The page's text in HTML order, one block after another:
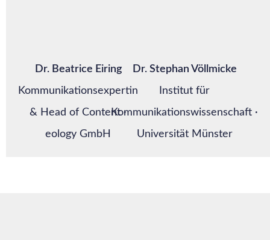
Dr. Beatrice Eiring
Kommunikationsexpertin
& Head of Content ·
eology GmbH
Dr. Stephan Völlmicke
Institut für
Kommunikationswissenschaft ·
Universität Münster